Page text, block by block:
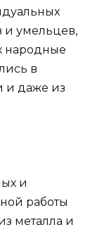
и умельцев,
народные
в
и даже из
и
работы
металла и